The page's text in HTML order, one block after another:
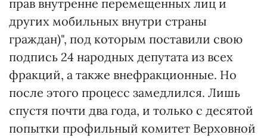
прав внутренне перемещенных лиц и
других мобильных внутри страны
граждан)", под которым поставили свою
подпись 24 народных депутата из всех
фракций, а также внефракционные. Но
после этого процесс замедлился. Лишь
спустя почти два года, и только с десятой
попытки профильный комитет Верховной